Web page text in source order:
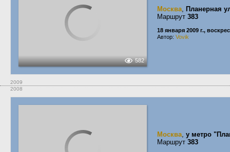
582
Москва, Планерная
Маршрут 383
18 января 2009 г.,
Автор: Vovik
2009
2008
Москва, у метро
Маршрут 383